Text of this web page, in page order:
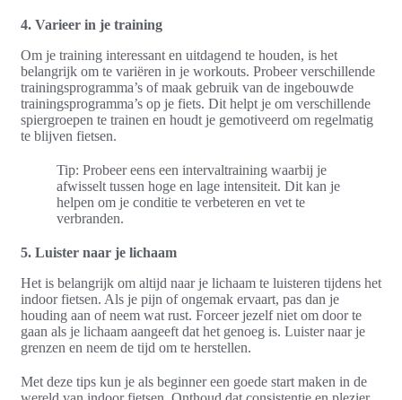
4. Varieer in je training
Om je training interessant en uitdagend te houden, is het
belangrijk om te variëren in je workouts. Probeer verschillende
trainingsprogramma’s of maak gebruik van de ingebouwde
trainingsprogramma’s op je fiets. Dit helpt je om verschillende
spiergroepen te trainen en houdt je gemotiveerd om regelmatig
te blijven fietsen.
Tip: Probeer eens een intervaltraining waarbij je
afwisselt tussen hoge en lage intensiteit. Dit kan je
helpen om je conditie te verbeteren en vet te
verbranden.
5. Luister naar je lichaam
Het is belangrijk om altijd naar je lichaam te luisteren tijdens het
indoor fietsen. Als je pijn of ongemak ervaart, pas dan je
houding aan of neem wat rust. Forceer jezelf niet om door te
gaan als je lichaam aangeeft dat het genoeg is. Luister naar je
grenzen en neem de tijd om te herstellen.
Met deze tips kun je als beginner een goede start maken in de